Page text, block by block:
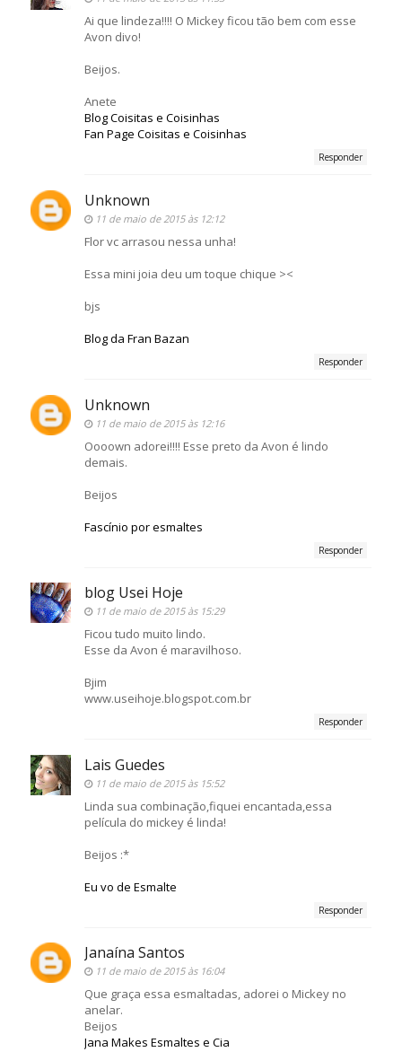
Ai que lindeza!!!! O Mickey ficou tão bem com esse
Avon divo!
Beijos.
Anete
Blog Coisitas e Coisinhas
Fan Page Coisitas e Coisinhas
Responder
Unknown
11 de maio de 2015 às 12:12
Flor vc arrasou nessa unha!
Essa mini joia deu um toque chique ><
bjs
Blog da Fran Bazan
Responder
Unknown
11 de maio de 2015 às 12:16
Oooown adorei!!!! Esse preto da Avon é lindo
demais.
Beijos
Fascínio por esmaltes
Responder
blog Usei Hoje
11 de maio de 2015 às 15:29
Ficou tudo muito lindo.
Esse da Avon é maravilhoso.
Bjim
www.useihoje.blogspot.com.br
Responder
Lais Guedes
11 de maio de 2015 às 15:52
Linda sua combinação,fiquei encantada,essa
película do mickey é linda!
Beijos :*
Eu vo de Esmalte
Responder
Janaína Santos
11 de maio de 2015 às 16:04
Que graça essa esmaltadas, adorei o Mickey no
anelar.
Beijos
Jana Makes Esmaltes e Cia